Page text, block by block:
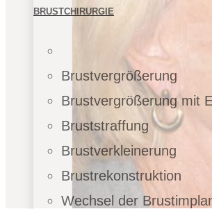
BRUSTCHIRURGIE
Brustvergrößerung
Brustvergrößerung mit
Bruststraffung
Brustverkleinerung
Brustrekonstruktion
Wechsel der